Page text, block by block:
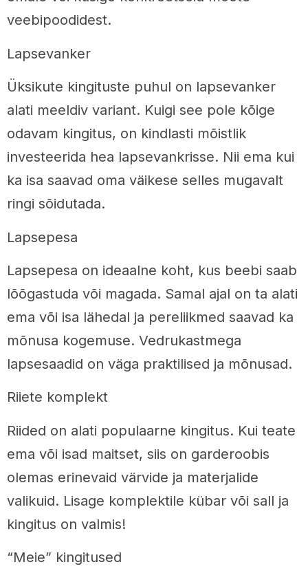
veebipoodidest.
Lapsevanker
Üksikute kingituste puhul on lapsevanker
alati meeldiv variant. Kuigi see pole kõige
odavam kingitus, on kindlasti mõistlik
investeerida hea lapsevankrisse. Nii ema kui
ka isa saavad oma väikese selles mugavalt
ringi sõidutada.
Lapsepesa
Lapsepesa on ideaalne koht, kus beebi saab
lõõgastuda või magada. Samal ajal on ta alati
ema või isa lähedal ja pereliikmed saavad ka
mõnusa kogemuse. Vedrukastmega
lapsesaadid on väga praktilised ja mõnusad.
Riiete komplekt
Riided on alati populaarne kingitus. Kui teate
ema või isad maitset, siis on garderoobis
olemas erinevaid värvide ja materjalide
valikuid. Lisage komplektile kübar või sall ja
kingitus on valmis!
“Meie” kingitused